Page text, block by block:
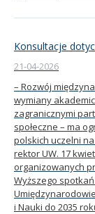
Konsultacje
21-04-2026
– Rozwój
wymiany
zagranicznymi
społeczne – ma
polskich uczelni
rektor UW. 17
organizowanych
Wyższego
i Nauki do 2035